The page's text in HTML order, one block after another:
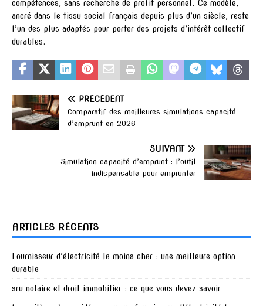
compétences, sans recherche de profit personnel. Ce modèle,
ancré dans le tissu social français depuis plus d’un siècle, reste
l’un des plus adaptés pour porter des projets d’intérêt collectif
durables.
PRÉCÉDENT
Comparatif des meilleures simulations capacité
d’emprunt en 2026
SUIVANT
Simulation capacité d’emprunt : l’outil
indispensable pour emprunter
ARTICLES RÉCENTS
Fournisseur d’électricité le moins cher : une meilleure option
durable
sru notaire et droit immobilier : ce que vous devez savoir